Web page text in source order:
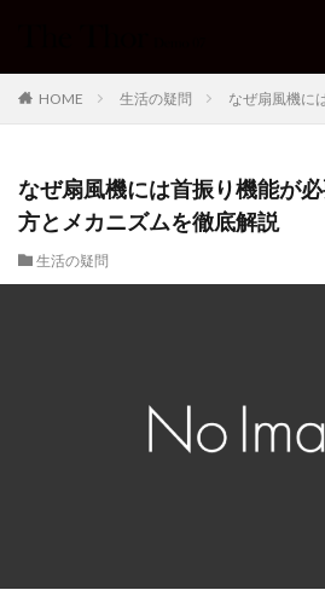
HOME 生活の疑問 なぜ扇風機に
なぜ扇風機には首振り機能が
方とメカニズムを徹底解説
生活の疑問